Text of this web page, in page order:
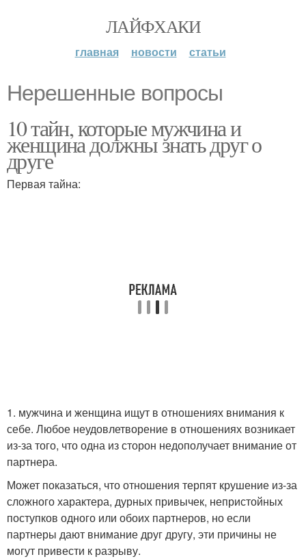
ЛАЙФХАКИ
главная новости статьи
Нерешенные вопросы
10 тайн, которые мужчина и
женщина должны знать друг о
друге
Первая тайна:
1. мужчина и женщина ищут в отношениях внимания к
себе. Любое неудовлетворение в отношениях возникает
из-за того, что одна из сторон недополучает внимание от
партнера.
Может показаться, что отношения терпят крушение из-за
сложного характера, дурных привычек, непристойных
поступков одного или обоих партнеров, но если
партнеры дают внимание друг другу, эти причины не
могут привести к разрыву.